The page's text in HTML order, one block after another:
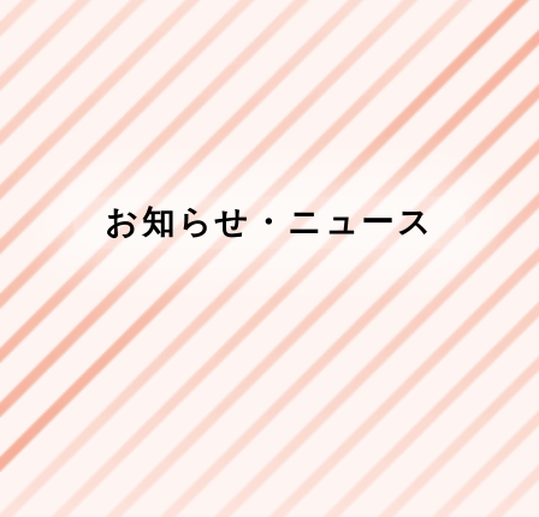
お知らせ・ニュース